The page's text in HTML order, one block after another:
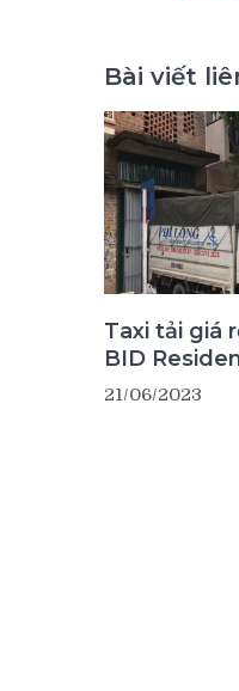
Bài viết
Taxi tải giá
BID
21/06/2023